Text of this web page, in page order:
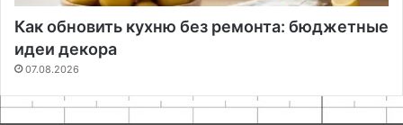
Как обновить кухню без ремонта: бюджетные
идеи декора
07.08.2026